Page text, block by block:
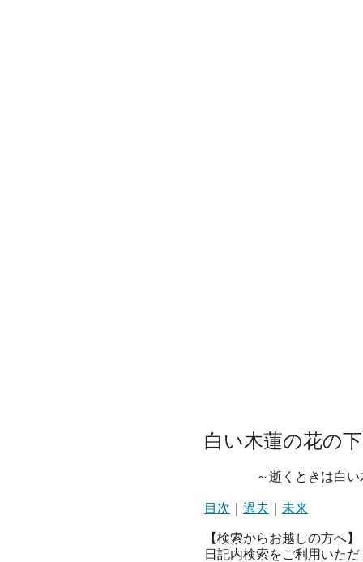
白い木蓮の花の
～逝くときは白い木
目次 過去 未来
【検索からお越しの方へ】
日記内検索をご利用いた